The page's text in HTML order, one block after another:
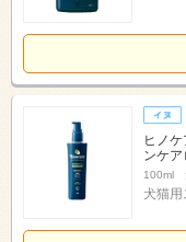
ヒノ
ンケア
100ml
犬猫